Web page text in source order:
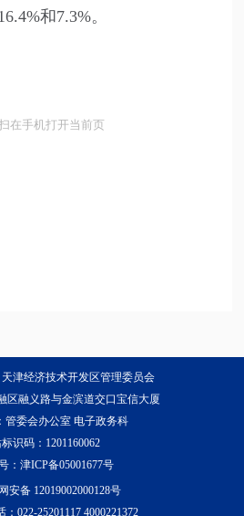
和7.3%。
在手机打开当前页
津经济技术开发区管理委员会
区融义路与金滨道交口宝信大厦
管委会办公室 电子政务科
标识码：1201160062
：津ICP备05001677号
安备 12019002000128号
022-25201117 4000221372